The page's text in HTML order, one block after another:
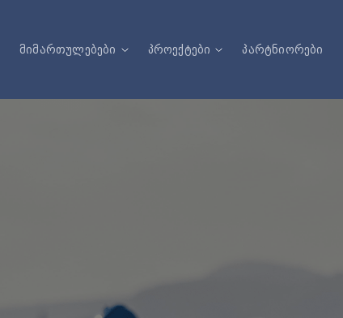
მიმართულებები პროექტები პარტნიორები